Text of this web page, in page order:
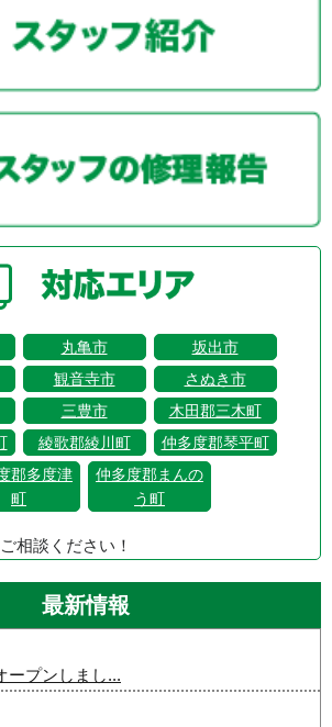
丸亀市
坂出市
観音寺市
さぬき市
三豊市
木田郡三木町
綾歌郡綾川町
仲多度郡琴平町
郡多度津
町
仲多度郡まんの
う町
相談ください！
最新情報
ープンしまし...